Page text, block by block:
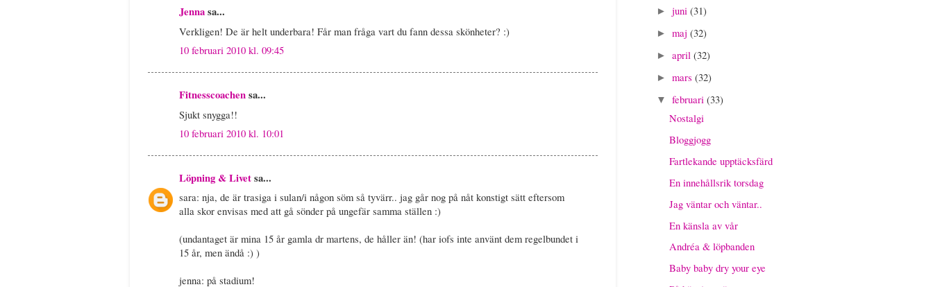
Jennasa...
Verkligen! De är helt underbara! Får man fråga vart du fann dessa skönheter? :)
10 februari 2010 kl. 09:45
Fitnesscoachensa...
Sjukt snygga!!
10 februari 2010 kl. 10:01
Löpning & Livetsa...
sara: nja, de är trasiga i sulan/i någon söm så tyvärr.. jag går nog på nåt konstigt sätt eftersom
alla skor envisas med att gå sönder på ungefär samma ställen :)
(undantaget är mina 15 år gamla dr martens, de håller än! (har iofs inte använt dem regelbundet i
15 år, men ändå :) )
jenna: på stadium!
► juni (31)
► maj (32)
► april (32)
► mars (32)
▼ februari (33)
Nostalgi
Bloggjogg
Fartlekande upptäcksfärd
En innehållsrik torsdag
Jag väntar och väntar..
En känsla av vår
Andréa & löpbanden
Baby baby dry your eye